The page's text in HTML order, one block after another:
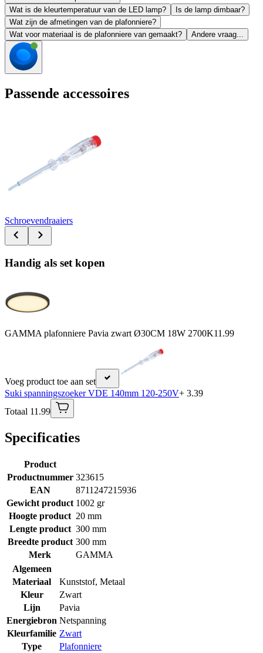
Wat is de kleurtemperatuur van de LED lamp?
Is de lamp dimbaar?
Wat zijn de afmetingen van de plafonniere?
Wat voor materiaal is de plafonniere van gemaakt?
Andere vraag...
Passende accessoires
Schroevendraaiers
Handig als set kopen
GAMMA plafonniere Pavia zwart Ø30CM 18W 2700K11.99
Voeg product toe aan set
Suki spanningszoeker VDE 140mm 120-250V+ 3.39
Totaal 11.99
Specificaties
Product
Productnummer 323615
EAN
8711247215936
Gewicht product 1002 gr
Hoogte product 20 mm
Lengte product 300 mm
Breedte product 300 mm
Merk
GAMMA
Algemeen
Materiaal
Kunststof, Metaal
Kleur
Zwart
Lijn
Pavia
Energiebron Netspanning
Kleurfamilie Zwart
Type
Plafonniere